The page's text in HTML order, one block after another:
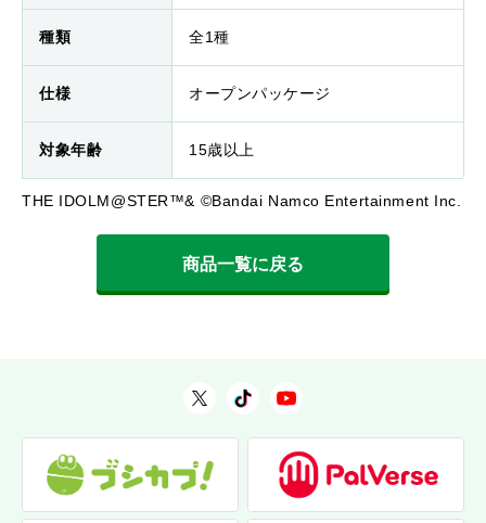
種類 全1種
仕様 オープンパッケージ
対象年齢 15歳以上
THE IDOLM@STER™& ©Bandai Namco Entertainment Inc.
商品一覧に戻る